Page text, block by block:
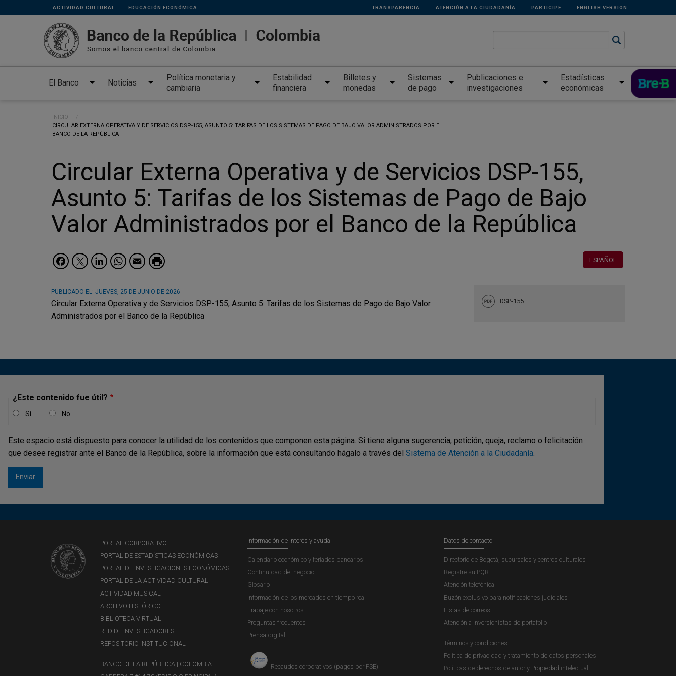
Pasar al contenido principal
Links
secundarios
ACTIVIDAD CULTURAL EDUCACIÓN ECONÓMICA TRANSPARENCIA ATENCIÓN A LA CIUDADANÍA PARTICIPE ENGLISH VERSION
El Banco Noticias
Política monetaria y
cambiaria
Estabilidad
financiera
Billetes y
monedas
Sistemas
de pago
Publicaciones e
investigaciones
Estadísticas
económicas
Ruta de navegación
INICIO
CURRENT:
CIRCULAR EXTERNA OPERATIVA Y DE SERVICIOS DSP-155, ASUNTO 5: TARIFAS DE LOS SISTEMAS DE PAGO DE BAJO VALOR ADMINISTRADOS POR EL
BANCO DE LA REPÚBLICA
Circular Externa Operativa y de Servicios DSP-155,
Asunto 5: Tarifas de los Sistemas de Pago de Bajo
Valor Administrados por el Banco de la República
ESPAÑOL
Facebook
Twitter
LinkedIn
WhatsApp
Email
DSP-155
PUBLICADO EL: JUEVES, 25 DE JUNIO DE 2026
Circular Externa Operativa y de Servicios DSP-155, Asunto 5: Tarifas de los Sistemas de Pago de Bajo Valor
Administrados por el Banco de la República
¿Este contenido fue útil?
Sí No
Este espacio está dispuesto para conocer la utilidad de los contenidos que componen esta página. Si tiene alguna sugerencia, petición, queja, reclamo o felicitación
que desee registrar ante el Banco de la República, sobre la información que está consultando hágalo a través del Sistema de Atención a la Ciudadanía.
PORTAL CORPORATIVO
PORTAL DE ESTADÍSTICAS ECONÓMICAS
PORTAL DE INVESTIGACIONES ECONÓMICAS
PORTAL DE LA ACTIVIDAD CULTURAL
ACTIVIDAD MUSICAL
ARCHIVO HISTÓRICO
BIBLIOTECA VIRTUAL
RED DE INVESTIGADORES
REPOSITORIO INSTITUCIONAL
BANCO DE LA REPÚBLICA | COLOMBIA
Información de interés y ayuda
Calendario económico y feriados bancarios
Continuidad del negocio
Glosario
Información de los mercados en tiempo real
Trabaje con nosotros
Preguntas frecuentes
Prensa digital
Recaudos corporativos (pagos por PSE)
Datos de contacto
Directorio de Bogotá, sucursales y centros culturales
Registre su PQR
Atención telefónica
Buzón exclusivo para notificaciones judiciales
Listas de correos
Atención a inversionistas de portafolio
Términos y condiciones
Política de privacidad y tratamiento de datos personales
Políticas de derechos de autor y Propiedad intelectual